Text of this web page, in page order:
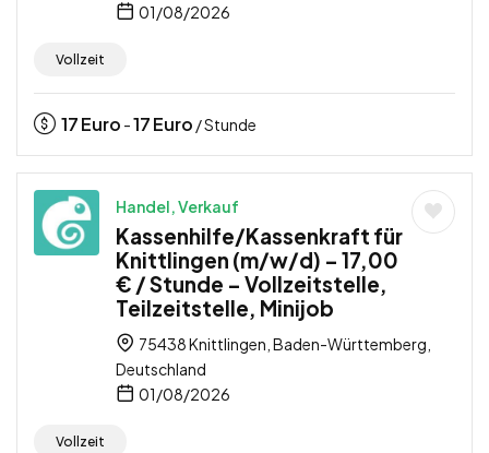
01/08/2026
Vollzeit
17Euro -17Euro / Stunde
Handel, Verkauf
Kassenhilfe/Kassenkraft für
Knittlingen (m/w/d) – 17,00
€ / Stunde – Vollzeitstelle,
Teilzeitstelle, Minijob
75438 Knittlingen, Baden-Württemberg,
Deutschland
01/08/2026
Vollzeit